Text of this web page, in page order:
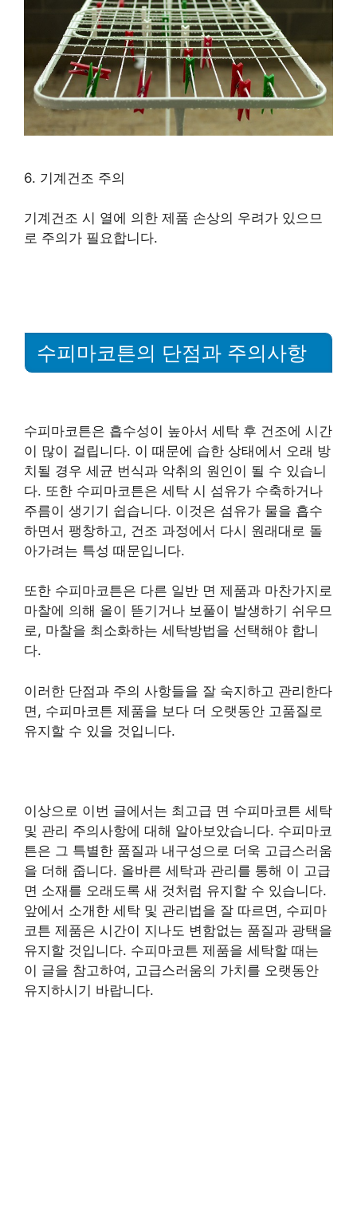
6. 기계건조 주의
기계건조 시 열에 의한 제품 손상의 우려가 있으므
로 주의가 필요합니다.
수피마코튼의 단점과 주의사항
수피마코튼은 흡수성이 높아서 세탁 후 건조에 시간
이 많이 걸립니다. 이 때문에 습한 상태에서 오래 방
치될 경우 세균 번식과 악취의 원인이 될 수 있습니
다. 또한 수피마코튼은 세탁 시 섬유가 수축하거나
주름이 생기기 쉽습니다. 이것은 섬유가 물을 흡수
하면서 팽창하고, 건조 과정에서 다시 원래대로 돌
아가려는 특성 때문입니다.
또한 수피마코튼은 다른 일반 면 제품과 마찬가지로
마찰에 의해 올이 뜯기거나 보풀이 발생하기 쉬우므
로, 마찰을 최소화하는 세탁방법을 선택해야 합니
다.
이러한 단점과 주의 사항들을 잘 숙지하고 관리한다
면, 수피마코튼 제품을 보다 더 오랫동안 고품질로
유지할 수 있을 것입니다.
이상으로 이번 글에서는 최고급 면 수피마코튼 세탁
및 관리 주의사항에 대해 알아보았습니다. 수피마코
튼은 그 특별한 품질과 내구성으로 더욱 고급스러움
을 더해 줍니다. 올바른 세탁과 관리를 통해 이 고급
면 소재를 오래도록 새 것처럼 유지할 수 있습니다.
앞에서 소개한 세탁 및 관리법을 잘 따르면, 수피마
코튼 제품은 시간이 지나도 변함없는 품질과 광택을
유지할 것입니다. 수피마코튼 제품을 세탁할 때는
이 글을 참고하여, 고급스러움의 가치를 오랫동안
유지하시기 바랍니다.